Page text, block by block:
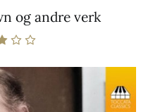
og andre verk